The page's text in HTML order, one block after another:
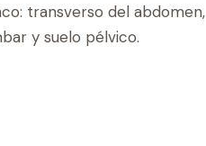
transverso del abdomen,
y suelo pélvico.